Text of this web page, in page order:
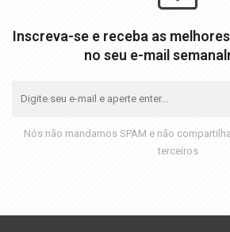
Inscreva-se e receba as
no seu e-mail
Nós não mandamos SPAM e não
terceiros